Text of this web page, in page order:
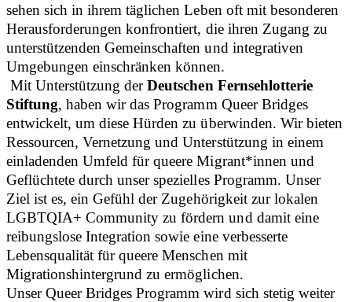
sehen sich in ihrem täglichen Leben oft mit besonderen
Herausforderungen konfrontiert, die ihren Zugang zu
unterstützenden Gemeinschaften und integrativen
Umgebungen einschränken können.
Mit Unterstützung derDeutschen Fernsehlotterie
Stiftung, haben wir das Programm Queer Bridges
entwickelt, um diese Hürden zu überwinden. Wir bieten
Ressourcen, Vernetzung und Unterstützung in einem
einladenden Umfeld für queere Migrant*innen und
Geflüchtete durch unser spezielles Programm. Unser
Ziel ist es, ein Gefühl der Zugehörigkeit zur lokalen
LGBTQIA+ Community zu fördern und damit eine
reibungslose Integration sowie eine verbesserte
Lebensqualität für queere Menschen mit
Migrationshintergrund zu ermöglichen.
Unser Queer Bridges Programm wird sich stetig weiter